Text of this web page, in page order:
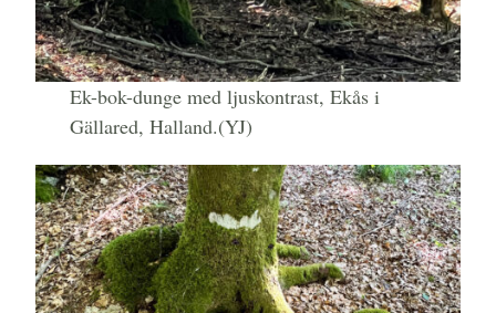
Ek-bok-dunge med ljuskontrast, Ekås i
Gällared, Halland.(YJ)